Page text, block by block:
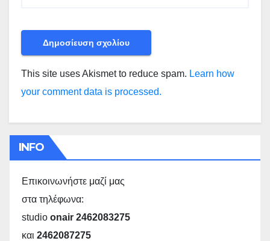
This site uses Akismet to reduce spam. Learn how
your comment data is processed.
INFO
Επικοινωνήστε μαζί μας
στα τηλέφωνα:
studio onair 2462083275
και 2462087275